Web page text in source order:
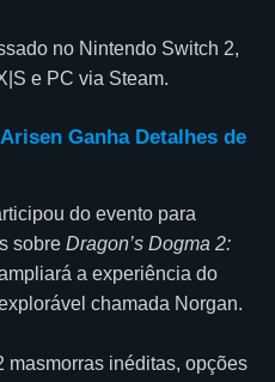
no Nintendo Switch 2,
e PC via Steam.
Ganha Detalhes de
do evento para
sobre Dragon’s Dogma 2:
a experiência do
chamada Norgan.
masmorras inéditas, opções